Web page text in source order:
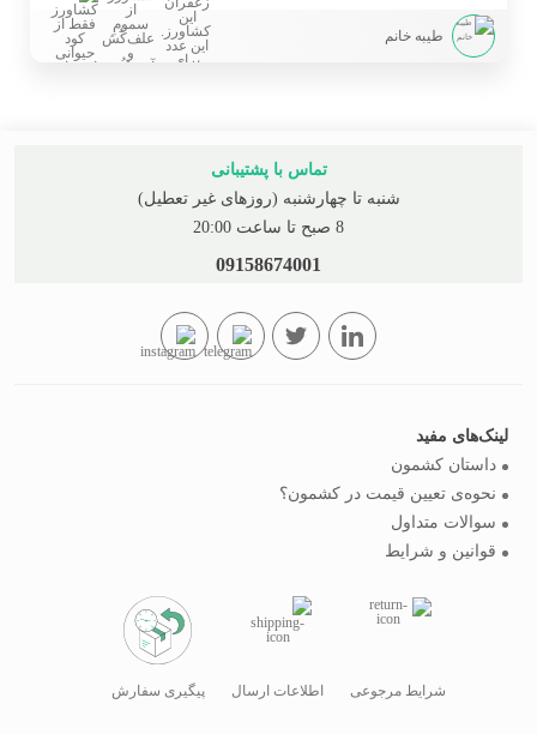
طیبه خانم
تماس با پشتیبانی
شنبه تا چهارشنبه (روزهای غیر تعطیل)
8 صبح تا ساعت 20:00
09158674001
لینک‌های مفید
داستان کشمون
نحوه‌ی تعیین قیمت در کشمون؟
سوالات متداول
قوانین و شرایط
شرایط مرجوعی اطلاعات ارسال پیگیری سفارش